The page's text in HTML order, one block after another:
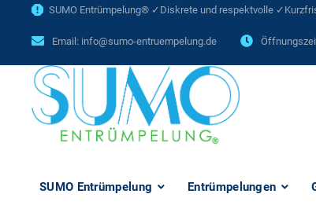
SUMO Entrümpelung® ✓Diskrete und respektvolle
Email: info@sumo-entruempelung.de
SUMO Entrümpelung Entrümpelungen